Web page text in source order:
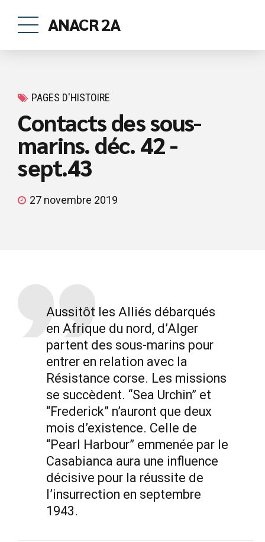
ANACR 2A
PAGES D'HISTOIRE
Contacts des sous-
marins. déc. 42 -
sept.43
27 novembre 2019
Aussitôt les Alliés débarqués
en Afrique du nord, d’Alger
partent des sous-marins pour
entrer en relation avec la
Résistance corse. Les missions
se succèdent. “Sea Urchin” et
“Frederick” n’auront que deux
mois d’existence. Celle de
“Pearl Harbour” emmenée par le
Casabianca aura une influence
décisive pour la réussite de
l’insurrection en septembre
1943.